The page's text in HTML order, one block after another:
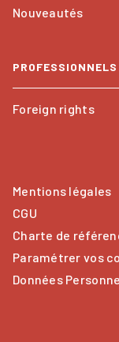
Nouveautés
PROFESSIONNELS
Foreign rights
Mentions légales
CGU
Charte de
Paramétrer vos
Données